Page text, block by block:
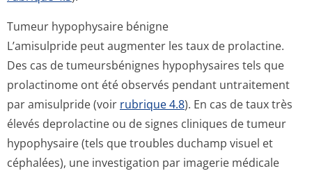
Tumeur hypophysaire bénigne
L’amisulpride peut augmenter les taux de prolactine.
Des cas de tumeursbénignes hypophysaires tels que
prolactinome ont été observés pendant untraitement
par amisulpride (voir rubrique 4.8). En cas de taux très
élevés deprolactine ou de signes cliniques de tumeur
hypophysaire (tels que troubles duchamp visuel et
céphalées), une investigation par imagerie médicale